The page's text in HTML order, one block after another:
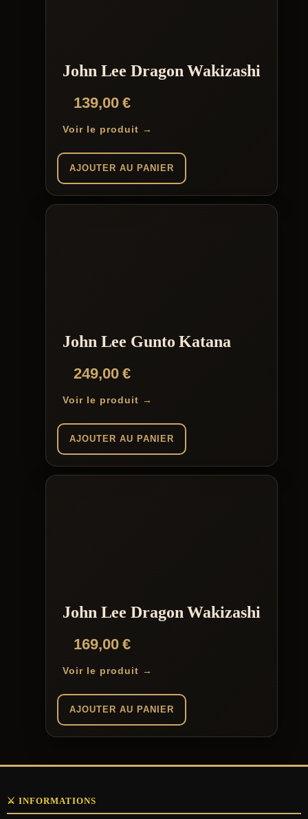
John Lee Dragon Wakizashi
139,00€
Voir le produit →
AJOUTER AU PANIER
John Lee Gunto Katana
249,00€
Voir le produit →
AJOUTER AU PANIER
John Lee Dragon Wakizashi
169,00€
Voir le produit →
AJOUTER AU PANIER
⚔️ INFORMATIONS